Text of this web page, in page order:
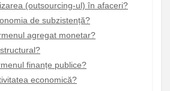
(outsourcing-ul) în afaceri?
de subzistență?
agregat monetar?
finanțe publice?
economică?